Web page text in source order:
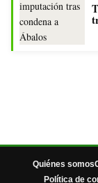
Quiénes somos
Política de